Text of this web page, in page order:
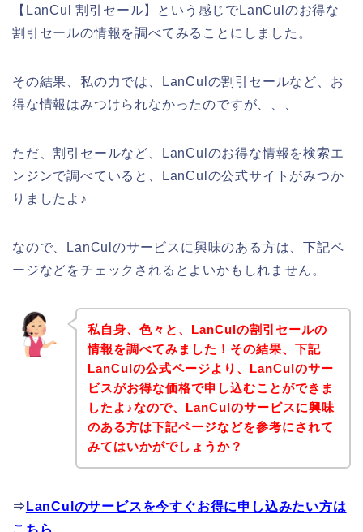
【LanCul 割引セール】という感じでLanCulのお得な
割引セールの情報を調べてみることにしました。
その結果、私の力では、LanCulの割引セールなど、お
得な情報はみつけられなかったのですが、、、
ただ、割引セールなど、LanCulのお得な情報を検索エ
ンジンで調べていると、LanCulの公式サイトがみつか
りましたよ♪
なので、LanCulのサービスに興味のある方は、下記ペ
ージなどをチェックされるとよいかもしれません。
私自身、色々と、LanCulの割引セールの
情報を調べてみました！その結果、下記
LanCulの公式ページより、LanCulのサー
ビスがお得な価格で申し込むことができま
したよ♪なので、LanCulのサービスに興味
のある方は下記ページなどを参考にされて
みてはいかがでしょうか？
⇒ LanCulのサービスを今すぐお得に申し込みたい方は
こちら